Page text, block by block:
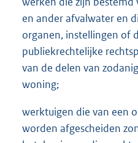
en ander afvalwater en
organen, instellingen of
publiekrechtelijke
van de delen van
woning;
werktuigen die van een
worden afgescheiden